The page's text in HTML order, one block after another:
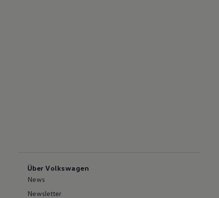
Über Volkswagen
News
Newsletter